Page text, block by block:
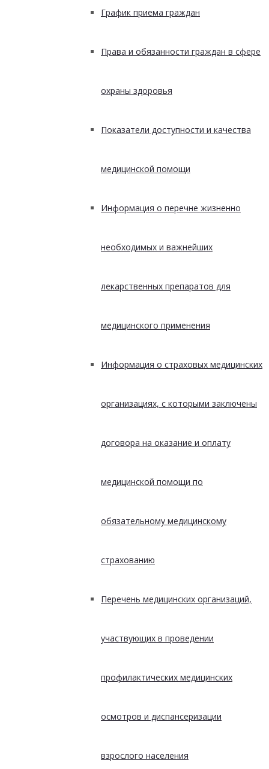
График приема граждан
Права и обязанности граждан в сфере
охраны здоровья
Показатели доступности и качества
медицинской помощи
Информация о перечне жизненно
необходимых и важнейших
лекарственных препаратов для
медицинского применения
Информация о страховых медицинских
организациях, с которыми заключены
договора на оказание и оплату
медицинской помощи по
обязательному медицинскому
страхованию
Перечень медицинских организаций,
участвующих в проведении
профилактических медицинских
осмотров и диспансеризации
взрослого населения